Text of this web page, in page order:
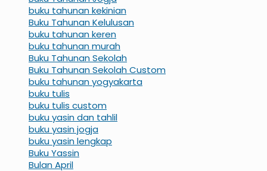
buku tahunan kekinian
Buku Tahunan Kelulusan
buku tahunan keren
buku tahunan murah
Buku Tahunan Sekolah
Buku Tahunan Sekolah Custom
buku tahunan yogyakarta
buku tulis
buku tulis custom
buku yasin dan tahlil
buku yasin jogja
buku yasin lengkap
Buku Yassin
Bulan April